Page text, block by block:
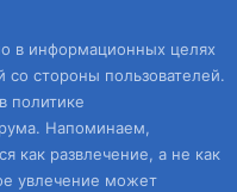
в информационных целях
стороны пользователей.
политике
Напоминаем,
как развлечение, а не как
увлечение может